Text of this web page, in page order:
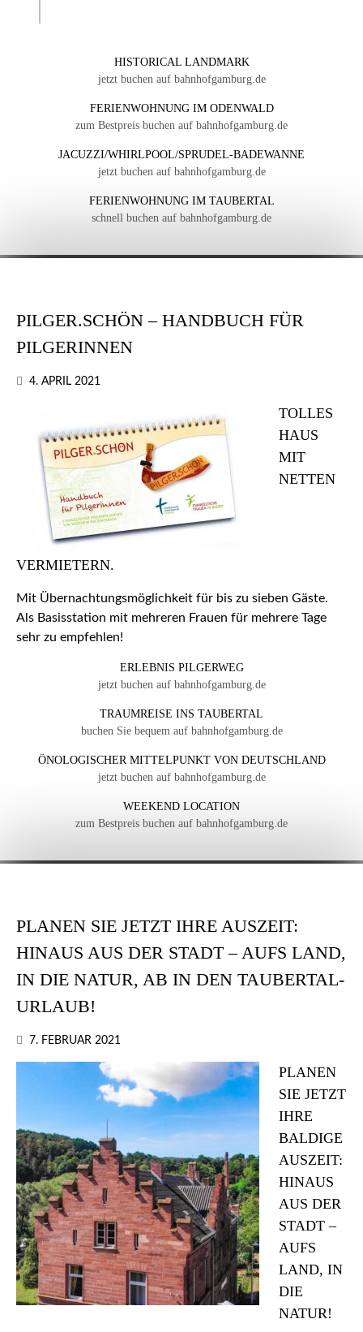
HISTORICAL LANDMARK
jetzt buchen auf bahnhofgamburg.de
FERIENWOHNUNG IM ODENWALD
zum Bestpreis buchen auf bahnhofgamburg.de
JACUZZI/WHIRLPOOL/SPRUDEL-BADEWANNE
jetzt buchen auf bahnhofgamburg.de
FERIENWOHNUNG IM TAUBERTAL
schnell buchen auf bahnhofgamburg.de
PILGER.SCHÖN – HANDBUCH FÜR
PILGERINNEN
4. APRIL 2021
TOLLES
HAUS
MIT
NETTEN
VERMIETERN.
Mit Übernachtungsmöglichkeit für bis zu sieben Gäste.
Als Basisstation mit mehreren Frauen für mehrere Tage
sehr zu empfehlen!
ERLEBNIS PILGERWEG
jetzt buchen auf bahnhofgamburg.de
TRAUMREISE INS TAUBERTAL
buchen Sie bequem auf bahnhofgamburg.de
ÖNOLOGISCHER MITTELPUNKT VON DEUTSCHLAND
jetzt buchen auf bahnhofgamburg.de
WEEKEND LOCATION
zum Bestpreis buchen auf bahnhofgamburg.de
PLANEN SIE JETZT IHRE AUSZEIT:
HINAUS AUS DER STADT – AUFS LAND,
IN DIE NATUR, AB IN DEN TAUBERTAL-
URLAUB!
7. FEBRUAR 2021
PLANEN
SIE JETZT
IHRE
BALDIGE
AUSZEIT:
HINAUS
AUS DER
STADT –
AUFS
LAND, IN
DIE
NATUR!